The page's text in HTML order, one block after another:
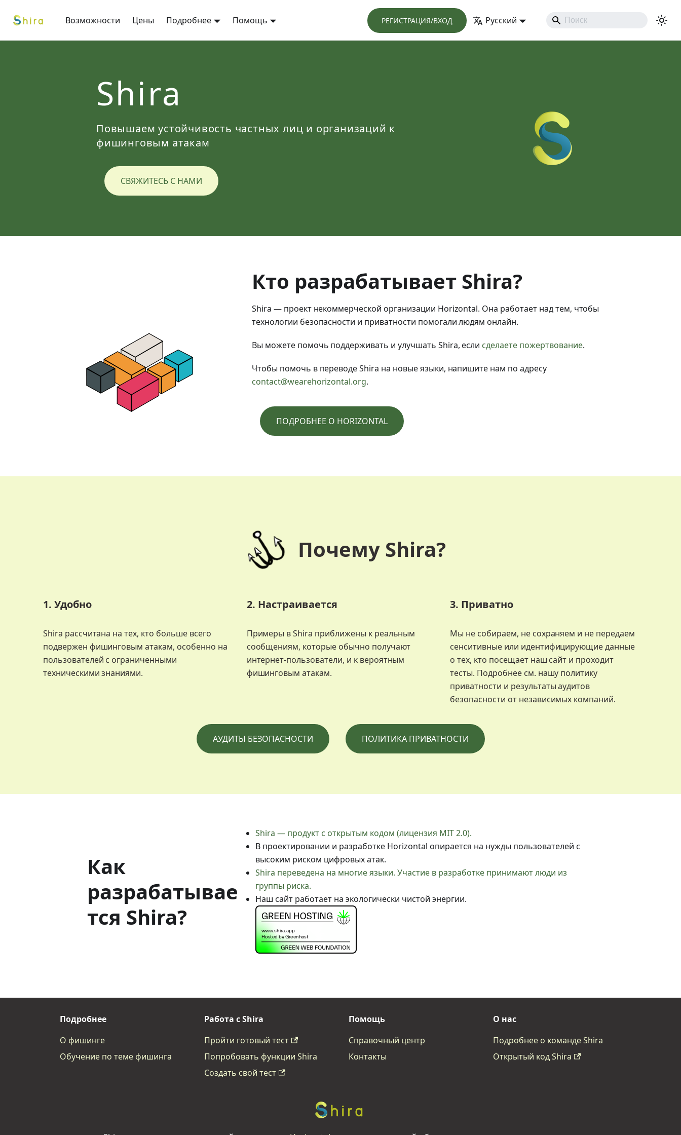
Возможности Цены Подробнее Помощь РЕГИСТРАЦИЯ/ВХОД Русский
Shira
Повышаем устойчивость частных лиц и организаций к
фишинговым атакам
СВЯЖИТЕСЬ С НАМИ
Кто разрабатывает Shira?
Shira — проект некоммерческой организации Horizontal. Она работает над тем, чтобы
технологии безопасности и приватности помогали людям онлайн.
Вы можете помочь поддерживать и улучшать Shira, если сделаете пожертвование.
Чтобы помочь в переводе Shira на новые языки, напишите нам по адресу
contact@wearehorizontal.org.
ПОДРОБНЕЕ О HORIZONTAL
Почему Shira?
1. Удобно
Shira рассчитана на тех, кто больше всего
подвержен фишинговым атакам, особенно на
пользователей с ограниченными
техническими знаниями.
2. Настраивается
Примеры в Shira приближены к реальным
сообщениям, которые обычно получают
интернет-пользователи, и к вероятным
фишинговым атакам.
3. Приватно
Мы не собираем, не сохраняем и не передаем
сенситивные или идентифицирующие данные
о тех, кто посещает наш сайт и проходит
тесты. Подробнее см. нашу политику
приватности и результаты аудитов
безопасности от независимых компаний.
АУДИТЫ БЕЗОПАСНОСТИ ПОЛИТИКА ПРИВАТНОСТИ
Как
разрабатывае
тся Shira?
Shira — продукт с открытым кодом (лицензия MIT 2.0).
В проектировании и разработке Horizontal опирается на нужды пользователей с
высоким риском цифровых атак.
Shira переведена на многие языки. Участие в разработке принимают люди из
группы риска.
Наш сайт работает на экологически чистой энергии.
Подробнее
О фишинге
Обучение по теме фишинга
Работа с Shira
Пройти готовый тест
Попробовать функции Shira
Создать свой тест
Помощь
Справочный центр
Контакты
О нас
Подробнее о команде Shira
Открытый код Shira